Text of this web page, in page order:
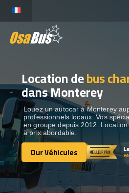
content
LOCATION DE BUS
DESTINATIONS
OUR VÉHICULES
CONTACTEZ-NOUS
CONTACTEZ-NOUS
Location debus
dans Monterey
Louez un autocar à Monterey
professionnels locaux. Vos
en groupe depuis 2012.
à prix abordable.
Our Véhicules
Our Véhicules